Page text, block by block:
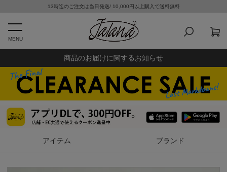
13時迄のご注文は当日発送/ 10,000円以上購入で送料無料
MENU
商品のお届けに関するお知らせ
アイテム ブランド